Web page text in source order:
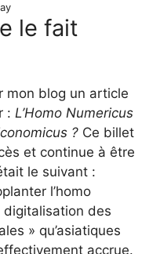
le fait
mon blog un article
: L’Homo Numericus
? Ce billet
et continue à être
le suivant :
l’homo
digitalisation des
» qu’asiatiques
accrue.